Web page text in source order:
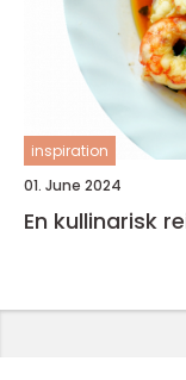
inspiration
01. June 2024
En kullinarisk